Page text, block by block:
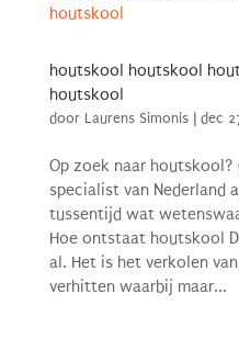
houtskool houtskool
houtskool
door Laurens Simonis| dec
Op zoek naar
specialist van Nederland
tussentijd wat
Hoe ontstaat houtskool
al. Het is het verkolen
verhitten waarbij maar...